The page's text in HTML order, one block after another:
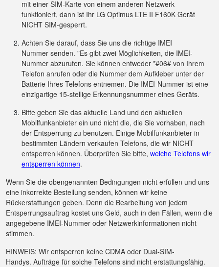
mit einer SIM-Karte von einem anderen Netzwerk
funktioniert, dann ist Ihr LG Optimus LTE II F160K Gerät
NICHT SIM-gesperrt.
Achten Sie darauf, dass Sie uns die richtige IMEI
Nummer senden. "Es gibt zwei Möglichkeiten, die IMEI-
Nummer abzurufen. Sie können entweder *#06# von Ihrem
Telefon anrufen oder die Nummer dem Aufkleber unter der
Batterie Ihres Telefons entnemen. Die IMEI-Nummer ist eine
einzigartige 15-stellige Erkennungsnummer eines Geräts.
Bitte geben Sie das aktuelle Land und den aktuellen
Mobilfunkanbieter ein und nicht die, die Sie vorhaben, nach
der Entsperrung zu benutzen. Einige Mobilfunkanbieter in
bestimmten Ländern verkaufen Telefons, die wir NICHT
entsperren können. Überprüfen Sie bitte, welche Telefons wir
entsperren können.
Wenn Sie die obengenannten Bedingungen nicht erfüllen und uns
eine inkorrekte Bestellung senden, können wir keine
Rückerstattungen geben. Denn die Bearbeitung von jedem
Entsperrungsauftrag kostet uns Geld, auch in den Fällen, wenn die
angegebene IMEI-Nummer oder Netzwerkinformationen nicht
stimmen.
HINWEIS: Wir entsperren keine CDMA oder Dual-SIM-
Handys. Aufträge für solche Telefons sind nicht erstattungsfähig.